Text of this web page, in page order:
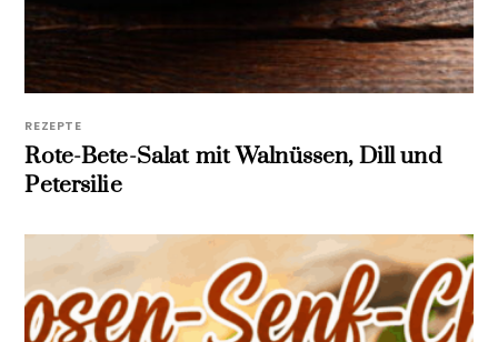
REZEPTE
Rote-Bete-Salat mit Walnüssen, Dill und
Petersilie